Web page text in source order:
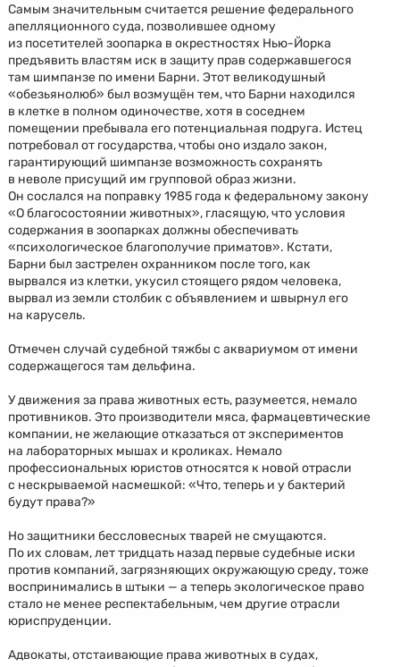
Самым значительным считается решение федерального
апелляционного суда, позволившее одному
из посетителей зоопарка в окрестностях Нью-Йорка
предъявить властям иск в защиту прав содержавшегося
там шимпанзе по имени Барни. Этот великодушный
«обезьянолюб» был возмущён тем, что Барни находился
в клетке в полном одиночестве, хотя в соседнем
помещении пребывала его потенциальная подруга. Истец
потребовал от государства, чтобы оно издало закон,
гарантирующий шимпанзе возможность сохранять
в неволе присущий им групповой образ жизни.
Он сослался на поправку 1985 года к федеральному закону
«О благосостоянии животных», гласящую, что условия
содержания в зоопарках должны обеспечивать
«психологическое благополучие приматов». Кстати,
Барни был застрелен охранником после того, как
вырвался из клетки, укусил стоящего рядом человека,
вырвал из земли столбик с объявлением и швырнул его
на карусель.
Отмечен случай судебной тяжбы с аквариумом от имени
содержащегося там дельфина.
У движения за права животных есть, разумеется, немало
противников. Это производители мяса, фармацевтические
компании, не желающие отказаться от экспериментов
на лабораторных мышах и кроликах. Немало
профессиональных юристов относятся к новой отрасли
с нескрываемой насмешкой: «Что, теперь и у бактерий
будут права?»
Но защитники бессловесных тварей не смущаются.
По их словам, лет тридцать назад первые судебные иски
против компаний, загрязняющих окружающую среду, тоже
воспринимались в штыки — а теперь экологическое право
стало не менее респектабельным, чем другие отрасли
юриспруденции.
Адвокаты, отстаивающие права животных в судах,